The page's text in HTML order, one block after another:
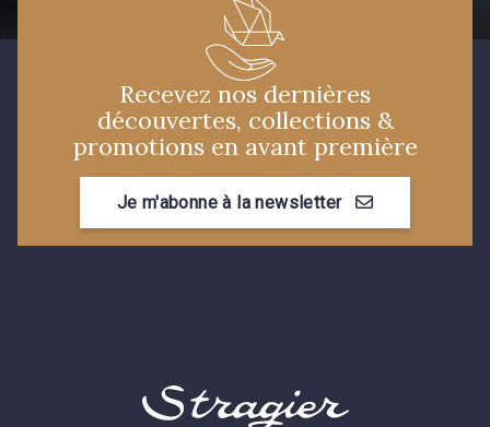
Recevez nos dernières
découvertes, collections &
promotions en avant première
Je m'abonne à la newsletter